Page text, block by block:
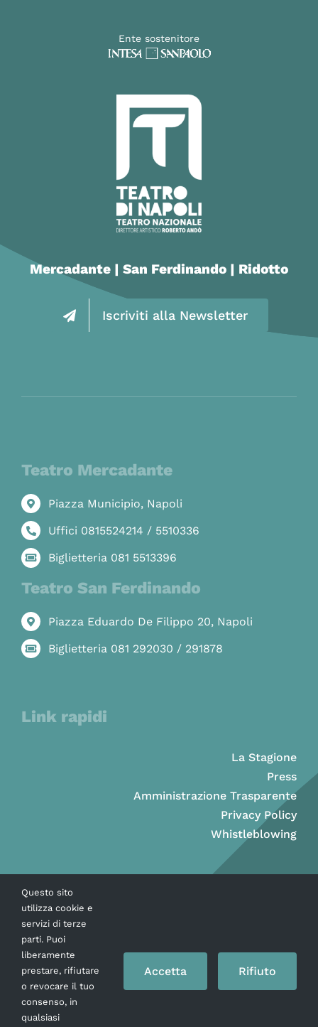
Ente sostenitore
Mercadante | San Ferdinando | Ridotto
Iscriviti alla Newsletter
Teatro Mercadante
Piazza Municipio, Napoli
Uffici 0815524214 / 5510336
Biglietteria 081 5513396
Teatro San Ferdinando
Piazza Eduardo De Filippo 20, Napoli
Biglietteria 081 292030 / 291878
Link rapidi
La Stagione
Press
Amministrazione Trasparente
Privacy Policy
Whistleblowing
Copyright © Ass. Teatro Stabile della Città di Napoli 2026
Questo sito
utilizza cookie e
servizi di terze
parti. Puoi
liberamente
prestare, rifiutare
o revocare il tuo
consenso, in
qualsiasi
Accetta Rifiuto